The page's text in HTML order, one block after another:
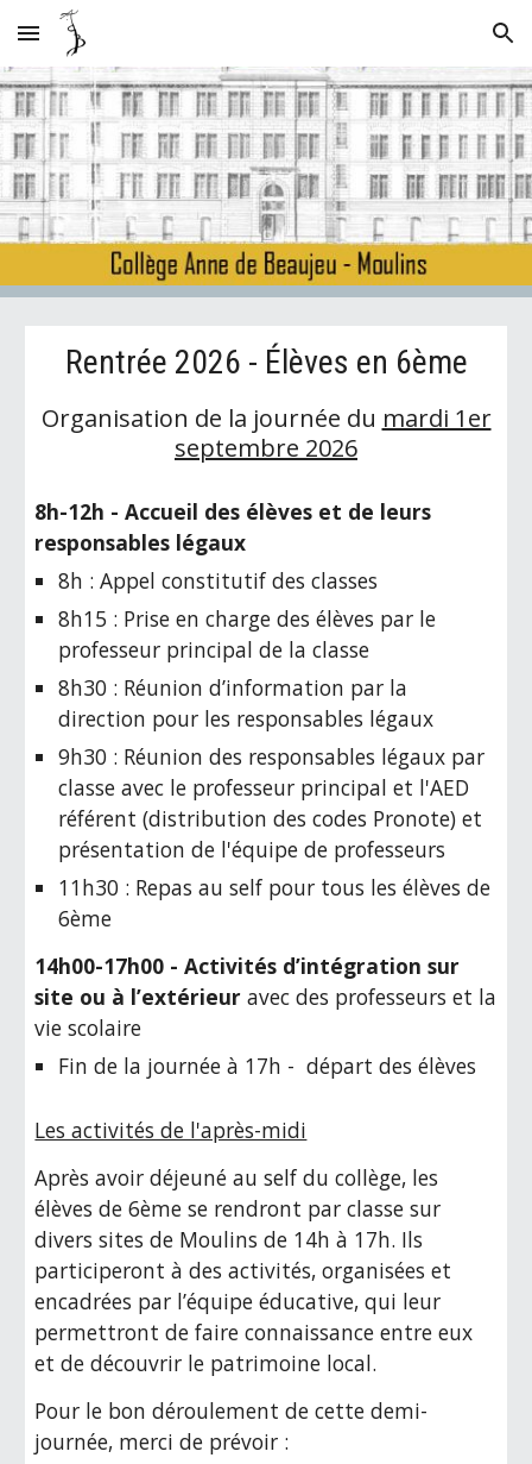
Skip to main content Skip to navigation
Rentrée 2026 - Élèves en 6ème
Organisation de la journée du mardi 1er
septembre 2026
8h-12h - Accueil des élèves et de leurs
responsables légaux
8h : Appel constitutif des classes
8h15 : Prise en charge des élèves par le
professeur principal de la classe
8h30 : Réunion d’information par la
direction pour les responsables légaux
9h30 : Réunion des responsables légaux par
classe avec le professeur principal et l'AED
référent (distribution des codes Pronote) et
présentation de l'équipe de professeurs
11h30 : Repas au self pour tous les élèves de
6ème
14h00-17h00 - Activités d’intégration sur
site ou à l’extérieur avec des professeurs et la
vie scolaire
Fin de la journée à 17h - départ des élèves
Les activités de l'après-midi
Après avoir déjeuné au self du collège, les
élèves de 6ème se rendront par classe sur
divers sites de Moulins de 14h à 17h. Ils
participeront à des activités, organisées et
encadrées par l’équipe éducative, qui leur
permettront de faire connaissance entre eux
et de découvrir le patrimoine local.
Pour le bon déroulement de cette demi-
journée, merci de prévoir :